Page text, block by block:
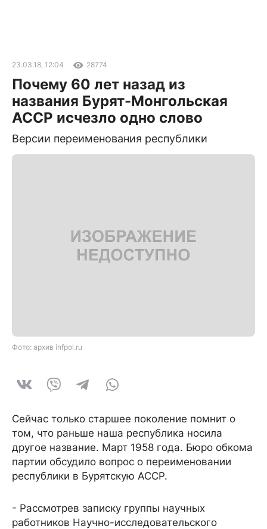
23.03.18, 12:04 28774
Почему 60 лет назад из
названия Бурят-Монгольская
АССР исчезло одно слово
Версии переименования республики
Фото: архив infpol.ru
Сейчас только старшее поколение помнит о
том, что раньше наша республика носила
другое название. Март 1958 года. Бюро обкома
партии обсудило вопрос о переименовании
республики в Бурятскую АССР.
- Рассмотрев записку группы научных
работников Научно-исследовательского